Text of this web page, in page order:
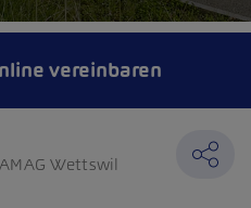
AMAG Wettswil
vereinbaren